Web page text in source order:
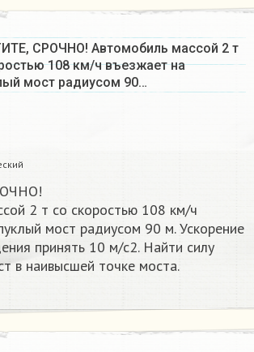
СРОЧНО! Автомобиль массой 2 т
108 км/ч въезжает на
мост радиусом 90…
2 т со скоростью 108 км/ч
мост радиусом 90 м. Ускорение
принять 10 м/с2. Найти силу
в наивысшей точке моста.